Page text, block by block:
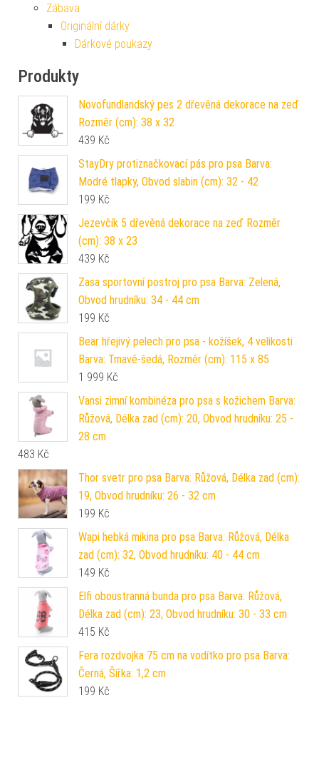
Zábava
Originální dárky
Dárkové poukazy
Produkty
Novofundlandský pes 2 dřevěná dekorace na zeď
Rozměr (cm): 38 x 32
439 Kč
StayDry protiznačkovací pás pro psa Barva:
Modré tlapky, Obvod slabin (cm): 32 - 42
199 Kč
Jezevčík 5 dřevěná dekorace na zeď Rozměr
(cm): 38 x 23
439 Kč
Zasa sportovní postroj pro psa Barva: Zelená,
Obvod hrudníku: 34 - 44 cm
199 Kč
Bear hřejivý pelech pro psa - kožíšek, 4 velikosti
Barva: Tmavě-šedá, Rozměr (cm): 115 x 85
1 999 Kč
Vansi zimní kombinéza pro psa s kožichem Barva:
Růžová, Délka zad (cm): 20, Obvod hrudníku: 25 -
28 cm
483 Kč
Thor svetr pro psa Barva: Růžová, Délka zad (cm):
19, Obvod hrudníku: 26 - 32 cm
199 Kč
Wapi hebká mikina pro psa Barva: Růžová, Délka
zad (cm): 32, Obvod hrudníku: 40 - 44 cm
149 Kč
Elfi oboustranná bunda pro psa Barva: Růžová,
Délka zad (cm): 23, Obvod hrudníku: 30 - 33 cm
415 Kč
Fera rozdvojka 75 cm na vodítko pro psa Barva:
Černá, Šířka: 1,2 cm
199 Kč